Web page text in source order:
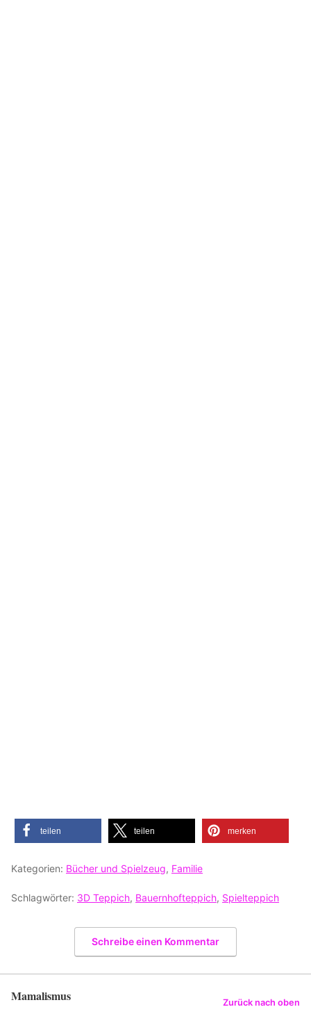
teilen teilen merken
Kategorien: Bücher und Spielzeug, Familie
Schlagwörter: 3D Teppich, Bauernhofteppich, Spielteppich
Schreibe einen Kommentar
Mamalismus Zurück nach oben